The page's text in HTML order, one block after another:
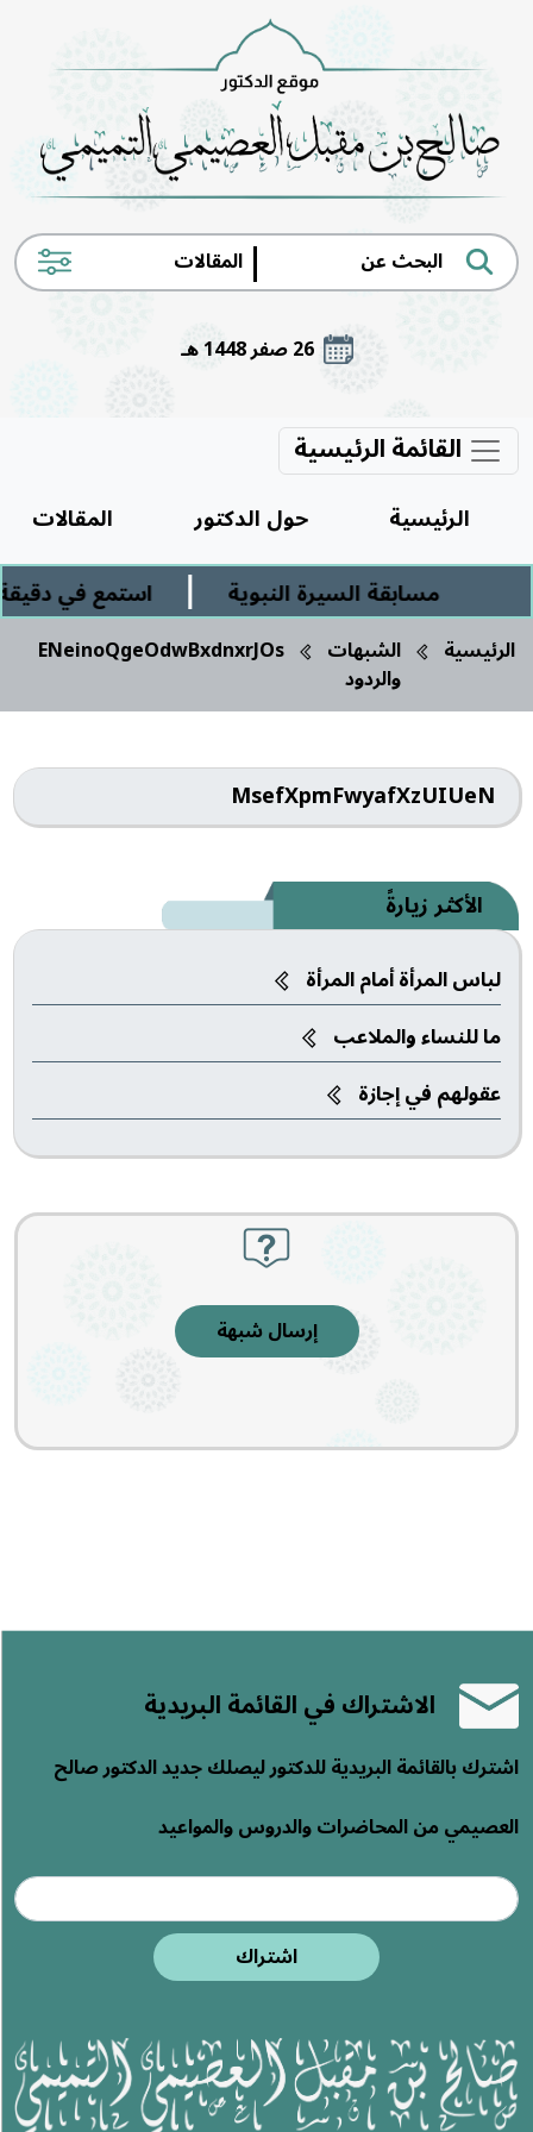
|
26 صفر 1448 هـ
القائمة الرئيسية
الرئيسية حول الدكتور
المقالات
مسابقة السيرة النبوية
| استمع في
الرئيسية الشبهات
والردود
ENeinoQgeOdwBxdnxrJOs
الأكثر زيارةً
لباس المرأة أمام المرأة
ما للنساء والملاعب‎
عقولهم في إجازة
إرسال شبهة
MsefXpmFwyafXzUIUeN
الاشتراك في القائمة البريدية
اشترك بالقائمة البريدية للدكتور ليصلك جديد الدكتور صالح
العصيمي من المحاضرات والدروس والمواعيد
اشتراك